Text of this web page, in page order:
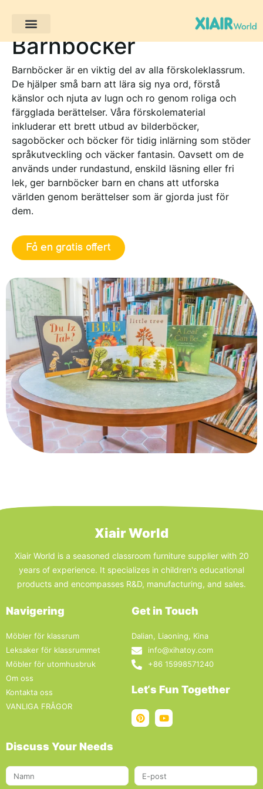
Barnböcker
Barnböcker är en viktig del av alla förskoleklassrum.
De hjälper små barn att lära sig nya ord, förstå
känslor och njuta av lugn och ro genom roliga och
färgglada berättelser. Våra förskolematerial
inkluderar ett brett utbud av bilderböcker,
sagoböcker och böcker för tidig inlärning som stöder
språkutveckling och väcker fantasin. Oavsett om de
används under rundastund, enskild läsning eller fri
lek, ger barnböcker barn en chans att utforska
världen genom berättelser som är gjorda just för
dem.
Få en gratis offert
Xiair World
Xiair World is a seasoned classroom furniture supplier with 20
years of experience. It specializes in children's educational
products and encompasses R&D, manufacturing, and sales.
Navigering
Möbler för klassrum
Leksaker för klassrummet
Möbler för utomhusbruk
Om oss
Kontakta oss
VANLIGA FRÅGOR
Get in Touch
Dalian, Liaoning, Kina
info@xihatoy.com
+86 15998571240
Let‘s Fun Together
Discuss Your Needs